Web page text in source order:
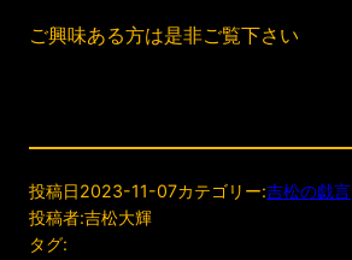
ご興味ある方は是非ご覧下さい
投稿日2023-11-07カテゴリー:吉松の戯言
投稿者:吉松大輝
タグ: